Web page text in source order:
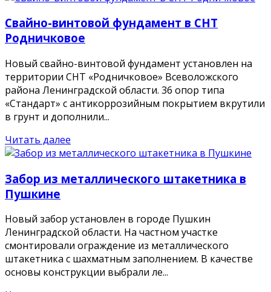
Свайно-винтовой фундамент в СНТ
Родничковое
Новый свайно-винтовой фундамент установлен на
территории СНТ «Родничковое» Всеволожского
района Ленинградской области. 36 опор типа
«Стандарт» с антикоррозийным покрытием вкрутили
в грунт и дополнили...
Читать далее
Забор из металлического штакетника в
Пушкине
Новый забор установлен в городе Пушкин
Ленинградской области. На частном участке
смонтировали ограждение из металлического
штакетника с шахматным заполнением. В качестве
основы конструкции выбрали ле...